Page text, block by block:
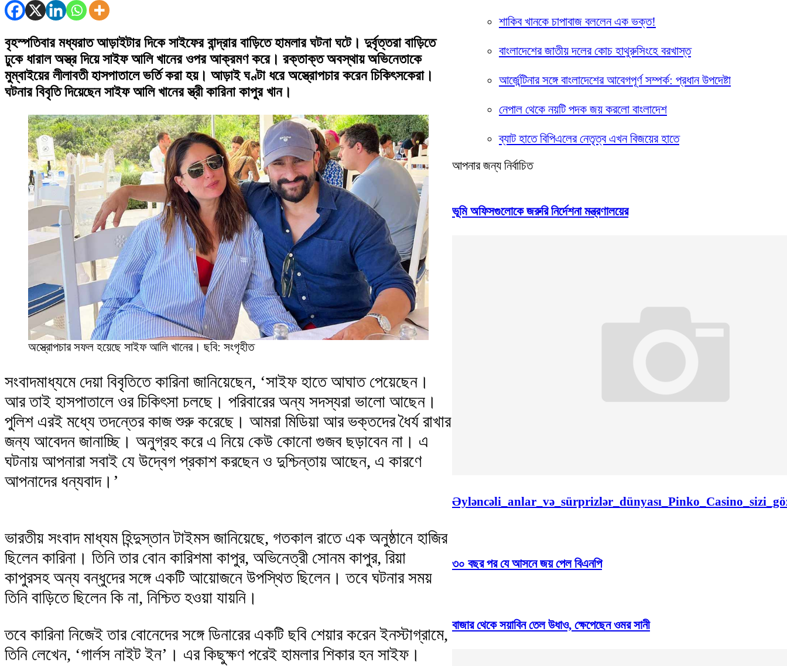
বৃহস্পতিবার মধ্যরাত আড়াইটার দিকে সাইফের বান্দ্রার বাড়িতে হামলার ঘটনা ঘটে। দুর্বৃত্তরা বাড়িতে
ঢুকে ধারাল অস্ত্র দিয়ে সাইফ আলি খানের ওপর আক্রমণ করে। রক্তাক্ত অবস্থায় অভিনেতাকে
মুম্বাইয়ের লীলাবতী হাসপাতালে ভর্তি করা হয়। আড়াই ঘণ্টা ধরে অস্ত্রোপচার করেন চিকিৎসকেরা।
ঘটনার বিবৃতি দিয়েছেন সাইফ আলি খানের স্ত্রী কারিনা কাপুর খান।
অস্ত্রোপচার সফল হয়েছে সাইফ আলি খানের। ছবি: সংগৃহীত
সংবাদমাধ্যমে দেয়া বিবৃতিতে কারিনা জানিয়েছেন, ‘সাইফ হাতে আঘাত পেয়েছেন।
আর তাই হাসপাতালে ওর চিকিৎসা চলছে। পরিবারের অন্য সদস্যরা ভালো আছেন।
পুলিশ এরই মধ্যে তদন্তের কাজ শুরু করেছে। আমরা মিডিয়া আর ভক্তদের ধৈর্য রাখার
জন্য আবেদন জানাচ্ছি। অনুগ্রহ করে এ নিয়ে কেউ কোনো গুজব ছড়াবেন না। এ
ঘটনায় আপনারা সবাই যে উদ্বেগ প্রকাশ করছেন ও দুশ্চিন্তায় আছেন, এ কারণে
আপনাদের ধন্যবাদ।’
ভারতীয় সংবাদ মাধ্যম হিন্দুস্তান টাইমস জানিয়েছে, গতকাল রাতে এক অনুষ্ঠানে হাজির
ছিলেন কারিনা। তিনি তার বোন কারিশমা কাপুর, অভিনেত্রী সোনম কাপুর, রিয়া
কাপুরসহ অন্য বন্ধুদের সঙ্গে একটি আয়োজনে উপস্থিত ছিলেন। তবে ঘটনার সময়
তিনি বাড়িতে ছিলেন কি না, নিশ্চিত হওয়া যায়নি।
তবে কারিনা নিজেই তার বোনেদের সঙ্গে ডিনারের একটি ছবি শেয়ার করেন ইনস্টাগ্রামে,
তিনি লেখেন, ‘গার্লস নাইট ইন’। এর কিছুক্ষণ পরেই হামলার শিকার হন সাইফ।
শাকিব খানকে চাপাবাজ বললেন এক ভক্ত!
বাংলাদেশের জাতীয় দলের কোচ হাথুরুসিংহে বরখাস্ত
আর্জেন্টিনার সঙ্গে বাংলাদেশের আবেগপূর্ণ সম্পর্ক: প্রধান উপদেষ্টা
নেপাল থেকে নয়টি পদক জয় করলো বাংলাদেশ
ব্যাট হাতে বিপিএলের নেতৃত্ব এখন বিজয়ের হাতে
আপনার জন্য নির্বাচিত
ভূমি অফিসগুলোকে জরুরি নির্দেশনা মন্ত্রণালয়ের
৩০ বছর পর যে আসনে জয় পেল বিএনপি
বাজার থেকে সয়াবিন তেল উধাও, ক্ষেপেছেন ওমর সানী